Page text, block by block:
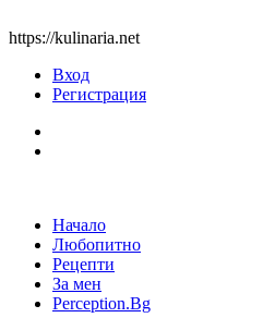
https://kulinaria.net
Вход
Регистрация
Начало
Любопитно
Рецепти
За мен
Perception.Bg